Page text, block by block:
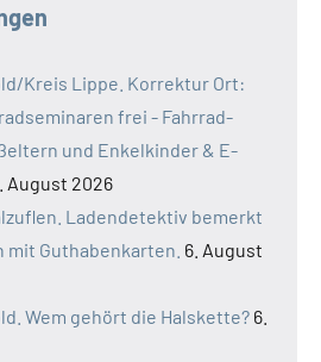
Kreis Lippe. Korrektur Ort:
frei - Fahrrad-
und Enkelkinder & E-
August 2026
Ladendetektiv bemerkt
Guthabenkarten. 6. August
Wem gehört die Halskette? 6.